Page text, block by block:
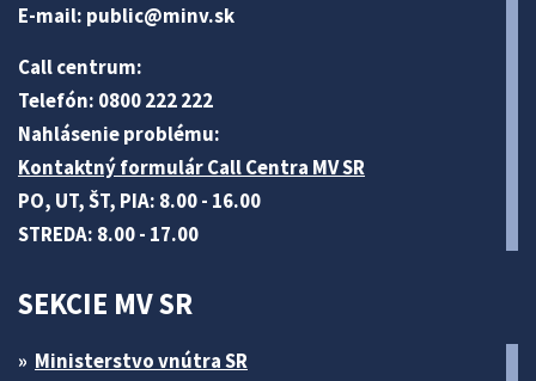
E-mail: public@minv.sk
Call centrum:
Telefón: 0800 222 222
Nahlásenie problému:
Kontaktný formulár Call Centra MV SR
PO, UT, ŠT, PIA: 8.00 - 16.00
STREDA: 8.00 - 17.00
SEKCIE MV SR
Ministerstvo vnútra SR